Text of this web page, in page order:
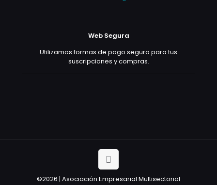
Web Segura
Utilizamos formas de pago seguro para tus
suscripciones y compras.
©2026 | Asociación Empresarial Multisectorial